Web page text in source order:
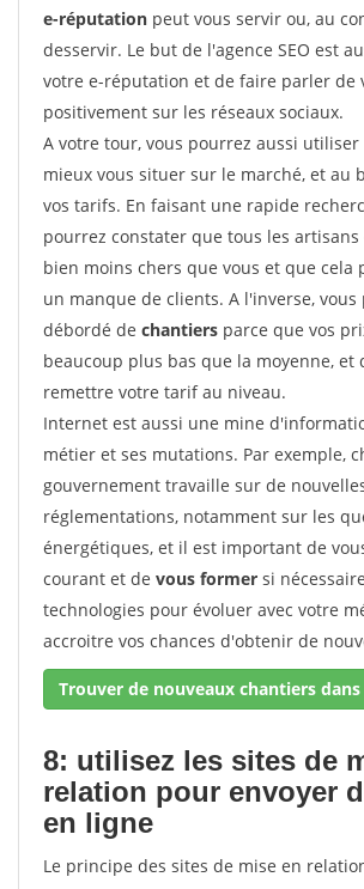
e-réputation peut vous servir ou, au
desservir. Le but de l'agence SEO est
votre e-réputation et de faire parler de
positivement sur les réseaux sociaux.
A votre tour, vous pourrez aussi
mieux vous situer sur le marché, et au
vos tarifs. En faisant une rapide
pourrez constater que tous les
bien moins chers que vous et que cela
un manque de clients. A l'inverse, vous
débordé de chantiers parce que vos
beaucoup plus bas que la moyenne, et
remettre votre tarif au niveau.
Internet est aussi une mine
métier et ses mutations. Par exemple,
gouvernement travaille sur de
réglementations, notamment sur les
énergétiques, et il est important de
courant et de vous former si
technologies pour évoluer avec votre
accroitre vos chances d'obtenir de
Trouver de nouveaux chantiers
8: utilisez les sites de
relation pour envoyer
en ligne
Le principe des sites de mise en